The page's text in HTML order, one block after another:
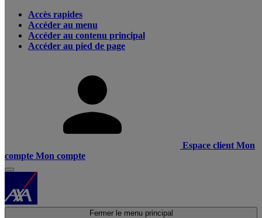
Accès rapides
Accéder au menu
Accéder au contenu principal
Accéder au pied de page
Espace client Mon
compte Mon compte
Fermer le menu principal